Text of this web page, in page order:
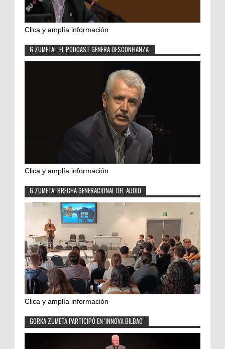
Clica y amplía información
G.ZUMETA: "EL PODCAST GENERA DESCONFIANZA"
Clica y amplía información
G ZUMETA: BRECHA GENERACIONAL DEL AUDIO
Clica y amplía información
GORKA ZUMETA PARTICIPÓ EN 'INNOVA BILBAO'